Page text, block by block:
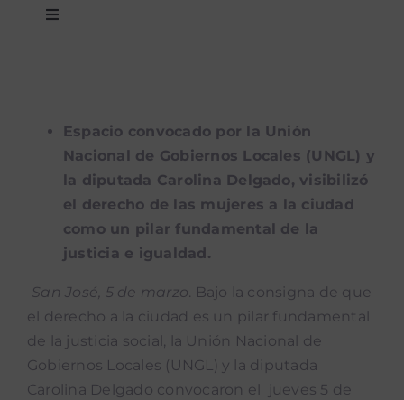
Toggle
Boletin Accion Municipal
Podcast “Qué Dicen Las Munis”
Espacio convocado por la Unión
Nacional de Gobiernos Locales (UNGL) y
la diputada Carolina Delgado, visibilizó
el derecho de las mujeres a la ciudad
como un pilar fundamental de la
justicia e igualdad.
San José, 5 de marzo. Bajo la consigna de que
el derecho a la ciudad es un pilar fundamental
de la justicia social, la Unión Nacional de
Gobiernos Locales (UNGL) y la diputada
Carolina Delgado convocaron el jueves 5 de